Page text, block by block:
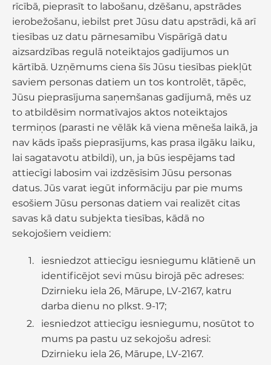
rīcībā, pieprasīt to labošanu, dzēšanu, apstrādes
ierobežošanu, iebilst pret Jūsu datu apstrādi, kā arī
tiesības uz datu pārnesamību Vispārīgā datu
aizsardzības regulā noteiktajos gadījumos un
kārtībā. Uzņēmums ciena šīs Jūsu tiesības piekļūt
saviem personas datiem un tos kontrolēt, tāpēc,
Jūsu pieprasījuma saņemšanas gadījumā, mēs uz
to atbildēsim normatīvajos aktos noteiktajos
termiņos (parasti ne vēlāk kā viena mēneša laikā, ja
nav kāds īpašs pieprasījums, kas prasa ilgāku laiku,
lai sagatavotu atbildi), un, ja būs iespējams tad
attiecīgi labosim vai izdzēsīsim Jūsu personas
datus. Jūs varat iegūt informāciju par pie mums
esošiem Jūsu personas datiem vai realizēt citas
savas kā datu subjekta tiesības, kādā no
sekojošiem veidiem:
iesniedzot attiecīgu iesniegumu klātienē un
identificējot sevi mūsu birojā pēc adreses:
Dzirnieku iela 26, Mārupe, LV-2167, katru
darba dienu no plkst. 9-17;
iesniedzot attiecīgu iesniegumu, nosūtot to
mums pa pastu uz sekojošu adresi:
Dzirnieku iela 26, Mārupe, LV-2167.